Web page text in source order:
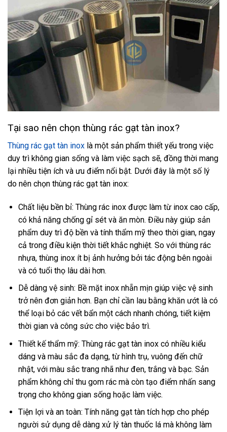
Tại sao nên chọn thùng rác gạt tàn inox?
Thùng rác gạt tàn inox là một sản phẩm thiết yếu trong việc
duy trì không gian sống và làm việc sạch sẽ, đồng thời mang
lại nhiều tiện ích và ưu điểm nổi bật. Dưới đây là một số lý
do nên chọn thùng rác gạt tàn inox:
Chất liệu bền bỉ: Thùng rác inox được làm từ inox cao cấp,
có khả năng chống gỉ sét và ăn mòn. Điều này giúp sản
phẩm duy trì độ bền và tính thẩm mỹ theo thời gian, ngay
cả trong điều kiện thời tiết khắc nghiệt. So với thùng rác
nhựa, thùng inox ít bị ảnh hưởng bởi tác động bên ngoài
và có tuổi thọ lâu dài hơn.
Dễ dàng vệ sinh: Bề mặt inox nhẵn mịn giúp việc vệ sinh
trở nên đơn giản hơn. Bạn chỉ cần lau bằng khăn ướt là có
thể loại bỏ các vết bẩn một cách nhanh chóng, tiết kiệm
thời gian và công sức cho việc bảo trì.
Thiết kế thẩm mỹ: Thùng rác gạt tàn inox có nhiều kiểu
dáng và màu sắc đa dạng, từ hình trụ, vuông đến chữ
nhật, với màu sắc trang nhã như đen, trắng và bạc. Sản
phẩm không chỉ thu gom rác mà còn tạo điểm nhấn sang
trọng cho không gian sống hoặc làm việc.
Tiện lợi và an toàn: Tính năng gạt tàn tích hợp cho phép
người sử dụng dễ dàng xử lý tàn thuốc lá mà không làm